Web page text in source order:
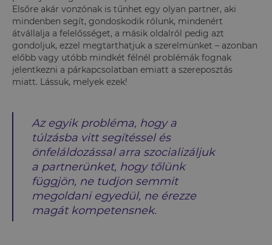
Elsőre akár vonzónak is tűnhet egy olyan partner, aki
mindenben segít, gondoskodik rólunk, mindenért
átvállalja a felelősséget, a másik oldalról pedig azt
gondoljuk, ezzel megtarthatjuk a szerelmünket – azonban
előbb vagy utóbb mindkét félnél problémák fognak
jelentkezni a párkapcsolatban emiatt a szereposztás
miatt. Lássuk, melyek ezek!
Az egyik probléma, hogy a
túlzásba vitt segítéssel és
önfeláldozással arra szocializáljuk
a partnerünket, hogy tőlünk
függjön, ne tudjon semmit
megoldani egyedül, ne érezze
magát kompetensnek.